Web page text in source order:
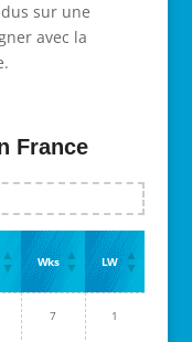
sur une
avec la
France
Wks LW
7 1